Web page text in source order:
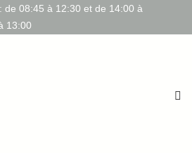
de 08:45 à 12:30 et de 14:00 à
13:00